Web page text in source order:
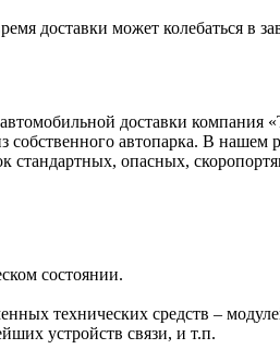
доставки может колебаться в
доставки компания
автопарка. В нашем
стандартных, опасных,
состоянии.
технических средств –
устройств связи, и т.п.